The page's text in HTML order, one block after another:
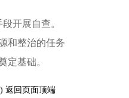
开展自查。
和整治的任务
定基础。
返回页面顶端